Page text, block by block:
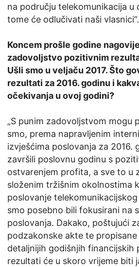
na području telekomunikacija u
tome će odlučivati naši vlasnici”.
Koncem prošle godine
zadovoljstvo pozitivnim
Ušli smo u veljaču 2017. Što
rezultati za 2016. godinu i
očekivanja u ovoj godini?
„S punim zadovoljstvom mogu
smo, prema napravljenim
izvješćima poslovanja za 2016.
završili poslovnu godinu s
ostvarenjem profita, a sve to u
složenim tržišnim okolnostima
poslovanje
smo posebno bili fokusirani na
poslovanja. Dakako, poštujući
podzakonske akte te
detaljnijih godišnjih financijskih
rezultati će u skoro vrijeme biti